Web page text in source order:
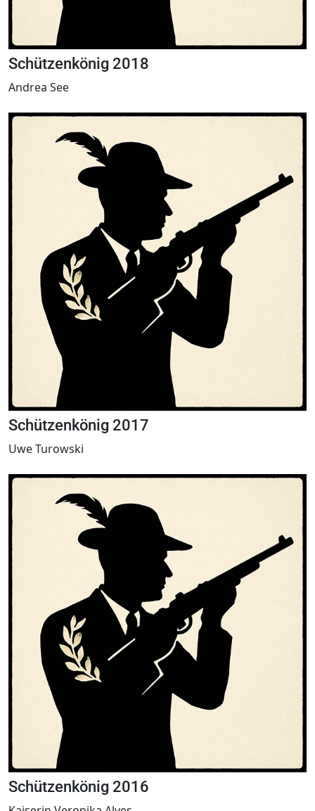
Schützenkönig 2018
Andrea See
Schützenkönig 2017
Uwe Turowski
Schützenkönig 2016